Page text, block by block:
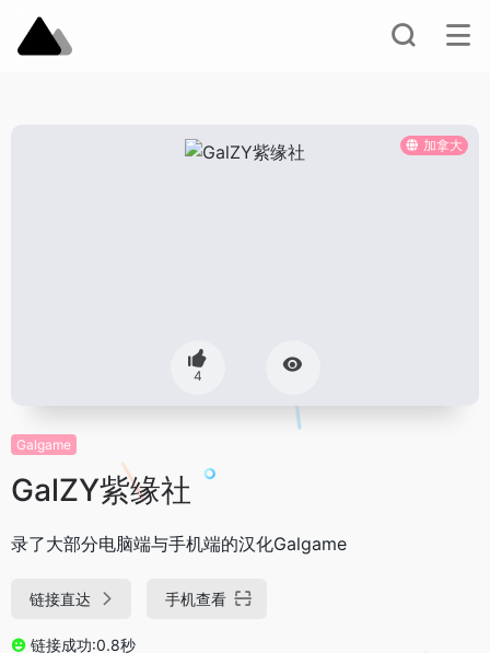
加拿大
4
Galgame
GalZY紫缘社
录了大部分电脑端与手机端的汉化Galgame
链接直达 手机查看
链接成功:0.8秒